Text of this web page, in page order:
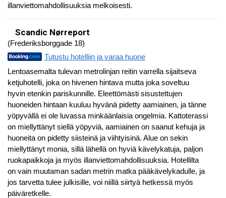
illanviettomahdollisuuksia melkoisesti.
Scandic Nørreport
(Frederiksborggade 18)
Tutustu hotelliin ja varaa huone
Lentoasemalta tulevan metrolinjan reitin varrella sijaitseva
ketjuhotelli, joka on hivenen hintava mutta joka soveltuu
hyvin etenkin pariskunnille. Eleettömästi sisustettujen
huoneiden hintaan kuuluu hyvänä pidetty aamiainen, ja tänne
yöpyvällä ei ole luvassa minkäänlaisia ongelmia. Kattoterassi
on miellyttänyt siellä yöpyviä, aamiainen on saanut kehuja ja
huoneita on pidetty siisteinä ja viihtyisinä. Alue on sekin
miellyttänyt monia, sillä lähellä on hyviä kävelykatuja, paljon
ruokapaikkoja ja myös illanviettomahdollisuuksia. Hotellilta
on vain muutaman sadan metrin matka pääkävelykadulle, ja
jos tarvetta tulee julkisille, voi niillä siirtyä hetkessä myös
päiväretkelle.